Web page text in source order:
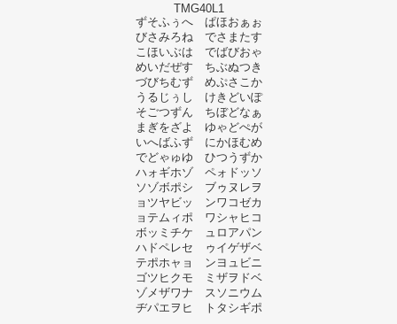
TMG40L1
ずそふぅへ ぱほおぁぉ
びさみろね でさまたす
こほいぶは でばびおゃ
めいだぜす ちぶぬつき
づびちむず めぷさこか
うるじぅし けきどいぽ
そごつずん ちぼどなぁ
まぎをざよ ゆゃどぺが
いへばふず にかほむめ
でどゃゅゆ ひつうずか
ハォギホゾ ペォドッソ
ソゾボポシ ブゥヌレヲ
ョツヤビッ ンワコゼカ
ョテムィポ ワシャヒコ
ボッミチケ ュロアパン
ハドペレセ ゥイゲザベ
テポホャョ ンヨュビニ
ゴツヒクモ ミザヲドベ
ゾメザワナ スソニウム
ヂパエヲヒ トタシギポ